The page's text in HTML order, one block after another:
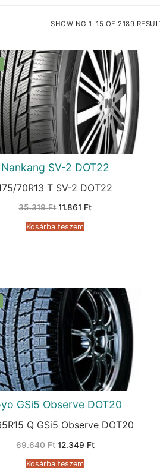
SHOWING 1–15 OF 2189
SORTED
LOW
TO
HIGH
Nankang SV-2 DOT22
70R13 T SV-2 DOT22
35.319Ft Original
was:
35.319 Ft.
11.861 FtCurrent
Kosárba teszem
GSi5 Observe DOT20
Q GSi5 Observe DOT20
69.640Ft Original
was:
69.640 Ft.
12.349 FtCurrent
Kosárba teszem